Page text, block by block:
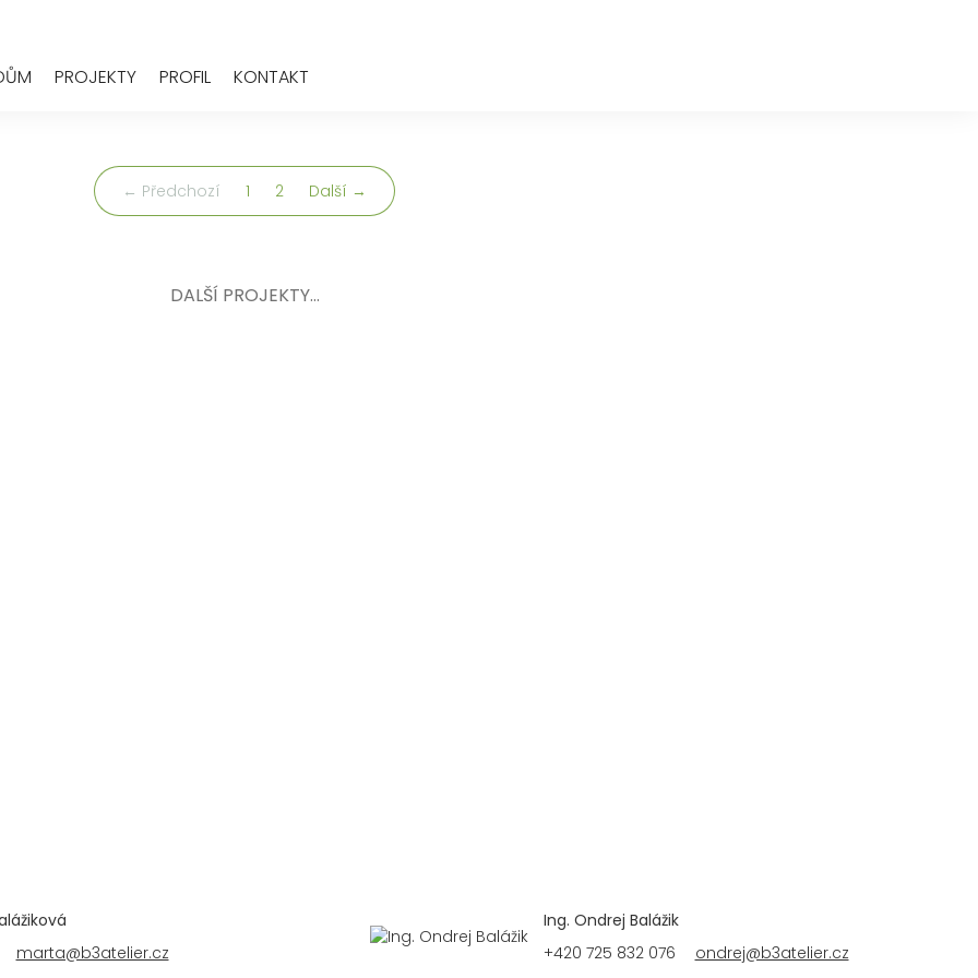
PROJEKTY PROFIL KONTAKT
← Předchozí 1 (aktuální)
2 Další →
DALŠÍ PROJEKTY...
marta@b3atelier.cz
Ing. Ondrej Balážik
+420 725 832 076
ondrej@b3atelier.cz